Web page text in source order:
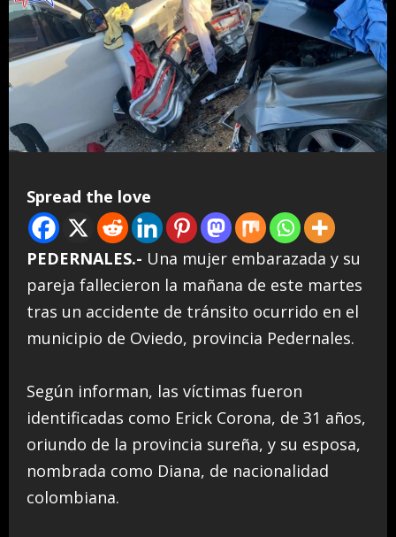
Spread the love
PEDERNALES.- Una mujer embarazada y su
pareja fallecieron la mañana de este martes
tras un accidente de tránsito ocurrido en el
municipio de Oviedo, provincia Pedernales.
Según informan, las víctimas fueron
identificadas como Erick Corona, de 31 años,
oriundo de la provincia sureña, y su esposa,
nombrada como Diana, de nacionalidad
colombiana.